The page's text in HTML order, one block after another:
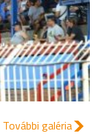
További galéria